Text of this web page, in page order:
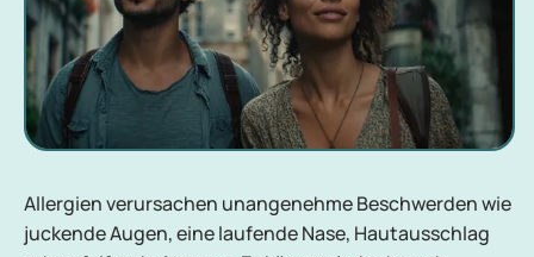
Allergien verursachen unangenehme Beschwerden wie
juckende Augen, eine laufende Nase, Hautausschlag